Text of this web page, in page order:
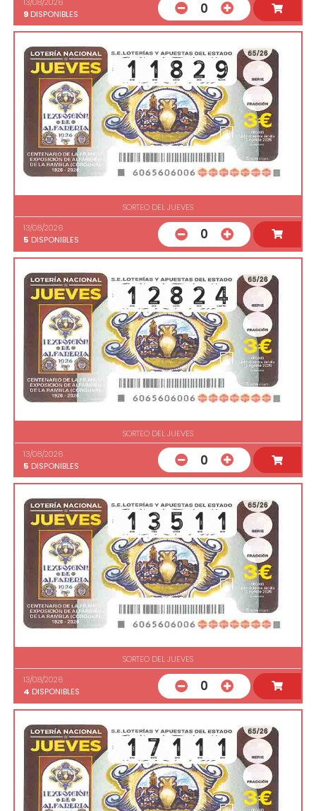
9 DISPONIBLES 0
SORTEO DEL JUEVES
13/08/2026
5 DISPONIBLES 0
SORTEO DEL JUEVES
13/08/2026
5 DISPONIBLES 0
SORTEO DEL JUEVES
13/08/2026
4 DISPONIBLES 0